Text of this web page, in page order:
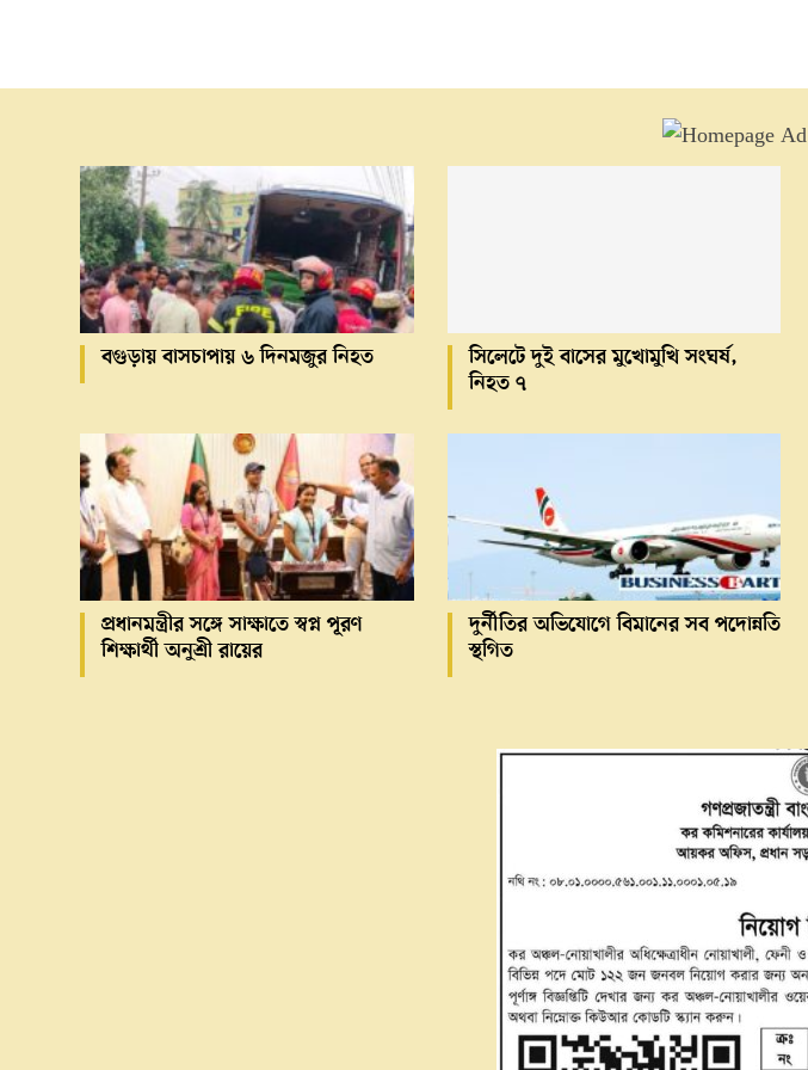
বগুড়ায় বাসচাপায় ৬ দিনমজুর নিহত
সিলেটে দুই বাসের মুখোমুখি সংঘর্ষ,
নিহত ৭
প্রধানমন্ত্রীর সঙ্গে সাক্ষাতে স্বপ্ন পূরণ
শিক্ষার্থী অনুশ্রী রায়ের
দুর্নীতির অভিযোগে বিমানের সব পদোন্নতি
স্থগিত